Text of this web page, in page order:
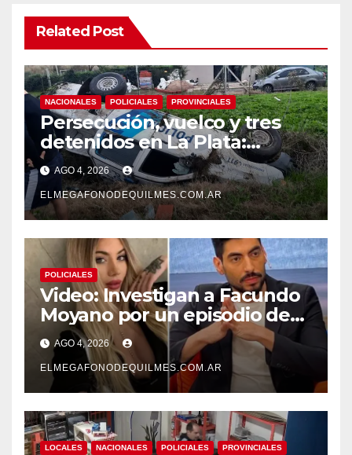
Related Post
NACIONALES POLICIALES PROVINCIALES
Persecución, vuelco y tres
detenidos en La Plata:
recuperaron motos robadas
tras un operativo policial
AGO 4, 2026
ELMEGAFONODEQUILMES.COM.AR
POLICIALES
Video: Investigan a Facundo
Moyano por un episodio de
presunta violencia de género
AGO 4, 2026
ELMEGAFONODEQUILMES.COM.AR
LOCALES NACIONALES POLICIALES PROVINCIALES